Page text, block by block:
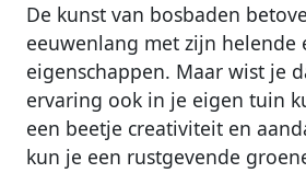
De kunst van bosbaden
eeuwenlang met zijn helende
eigenschappen. Maar wist je
ervaring ook in je eigen tuin
een beetje creativiteit en
kun je een rustgevende